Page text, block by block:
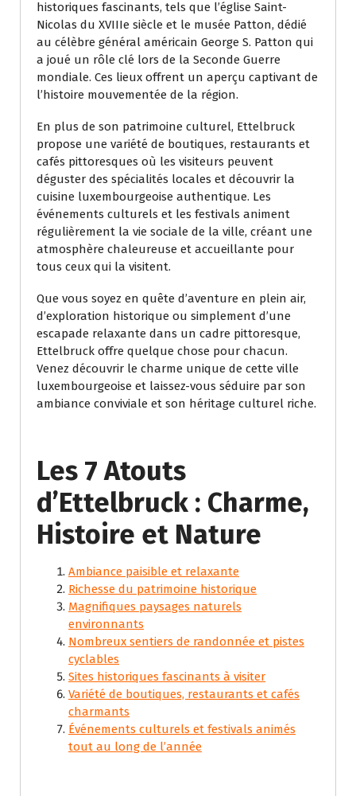
historiques fascinants, tels que l’église Saint-
Nicolas du XVIIIe siècle et le musée Patton, dédié
au célèbre général américain George S. Patton qui
a joué un rôle clé lors de la Seconde Guerre
mondiale. Ces lieux offrent un aperçu captivant de
l’histoire mouvementée de la région.
En plus de son patrimoine culturel, Ettelbruck
propose une variété de boutiques, restaurants et
cafés pittoresques où les visiteurs peuvent
déguster des spécialités locales et découvrir la
cuisine luxembourgeoise authentique. Les
événements culturels et les festivals animent
régulièrement la vie sociale de la ville, créant une
atmosphère chaleureuse et accueillante pour
tous ceux qui la visitent.
Que vous soyez en quête d’aventure en plein air,
d’exploration historique ou simplement d’une
escapade relaxante dans un cadre pittoresque,
Ettelbruck offre quelque chose pour chacun.
Venez découvrir le charme unique de cette ville
luxembourgeoise et laissez-vous séduire par son
ambiance conviviale et son héritage culturel riche.
Les 7 Atouts
d’Ettelbruck : Charme,
Histoire et Nature
Ambiance paisible et relaxante
Richesse du patrimoine historique
Magnifiques paysages naturels
environnants
Nombreux sentiers de randonnée et pistes
cyclables
Sites historiques fascinants à visiter
Variété de boutiques, restaurants et cafés
charmants
Événements culturels et festivals animés
tout au long de l’année